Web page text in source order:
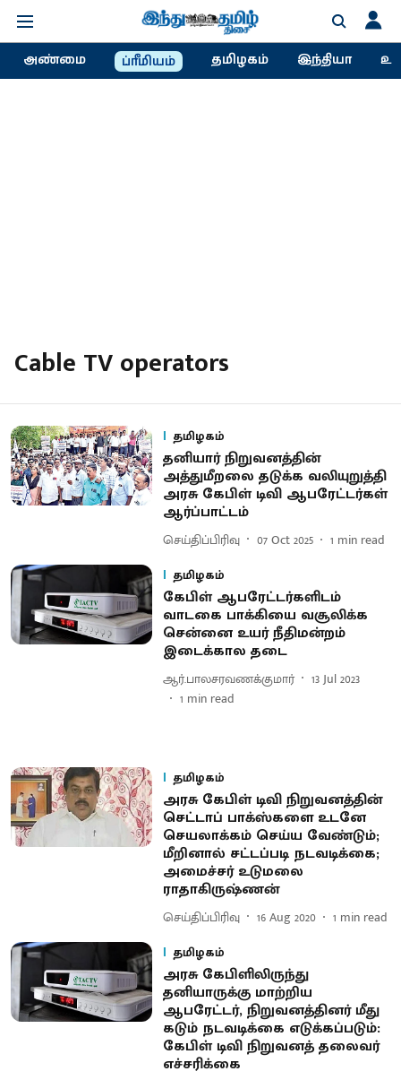
அண்மை ப்ரீமியம் தமிழகம் இந்தியா
Cable TV operators
தமிழகம்
தனியார் நிறுவனத்தின்
அத்துமீறலை தடுக்க வலியுறுத்தி
அரசு கேபிள் டிவி ஆபரேட்டர்கள்
ஆர்ப்பாட்டம்
செய்திப்பிரிவு 07 Oct 2025 1 min read
தமிழகம்
கேபிள் ஆபரேட்டர்களிடம்
வாடகை பாக்கியை வசூலிக்க
சென்னை உயர் நீதிமன்றம்
இடைக்கால தடை
ஆர்.பாலசரவணக்குமார்
13 Jul 2023
1 min read
தமிழகம்
அரசு கேபிள் டிவி நிறுவனத்தின்
செட்டாப் பாக்ஸ்களை உடனே
செயலாக்கம் செய்ய வேண்டும்;
மீறினால் சட்டப்படி நடவடிக்கை;
அமைச்சர் உடுமலை
ராதாகிருஷ்ணன்
செய்திப்பிரிவு 16 Aug 2020 1 min read
தமிழகம்
அரசு கேபிளிலிருந்து
தனியாருக்கு மாற்றிய
ஆபரேட்டர், நிறுவனத்தினர் மீது
கடும் நடவடிக்கை எடுக்கப்படும்:
கேபிள் டிவி நிறுவனத் தலைவர்
எச்சரிக்கை